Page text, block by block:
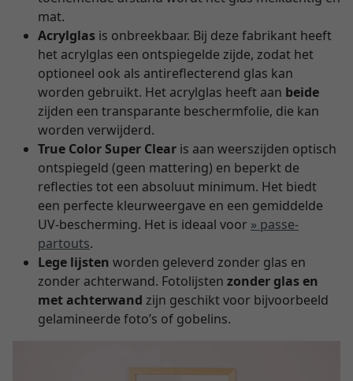
mat.
Acrylglas is onbreekbaar. Bij deze fabrikant heeft
het acrylglas een ontspiegelde zijde, zodat het
optioneel ook als antireflecterend glas kan
worden gebruikt. Het acrylglas heeft aan beide
zijden een transparante beschermfolie, die kan
worden verwijderd.
True Color Super Clear is aan weerszijden optisch
ontspiegeld (geen mattering) en beperkt de
reflecties tot een absoluut minimum. Het biedt
een perfecte kleurweergave en een gemiddelde
UV-bescherming. Het is ideaal voor » passe-
partouts.
Lege lijsten worden geleverd zonder glas en
zonder achterwand. Fotolijsten zonder glas en
met achterwand zijn geschikt voor bijvoorbeeld
gelamineerde foto’s of gobelins.